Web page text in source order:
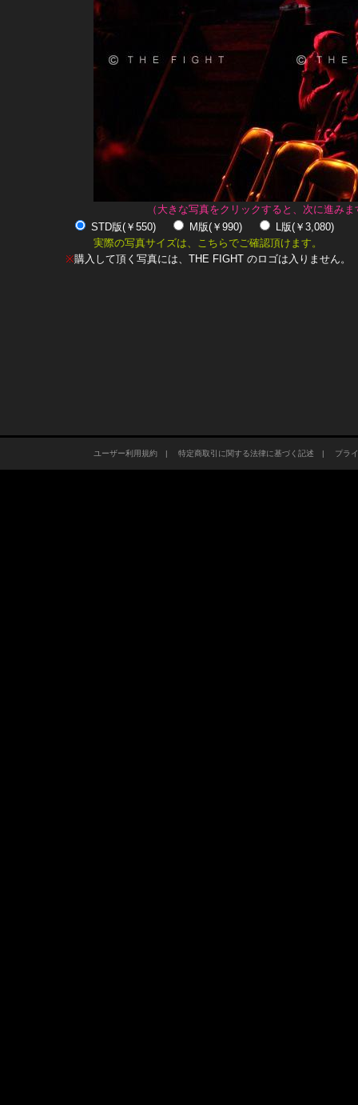
（大きな写真をクリックすると、次に進みま
STD版(￥550)
M版(￥990)
L版(￥3,080)
実際の写真サイズは、こちらでご確認頂けます。
※購入して頂く写真には、THE FIGHT のロゴは入りません。
ユーザー利用規約| 特定商取引に関する法律に基づく記述 | プラ